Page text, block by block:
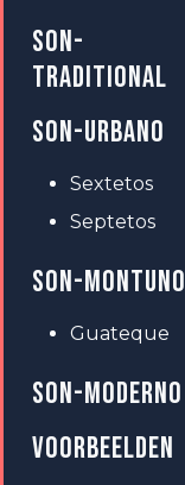
SON-
TRADITIONAL
SON-URBANO
Sextetos
Septetos
SON-MONTUNO
Guateque
SON-MODERNO
VOORBEELDEN